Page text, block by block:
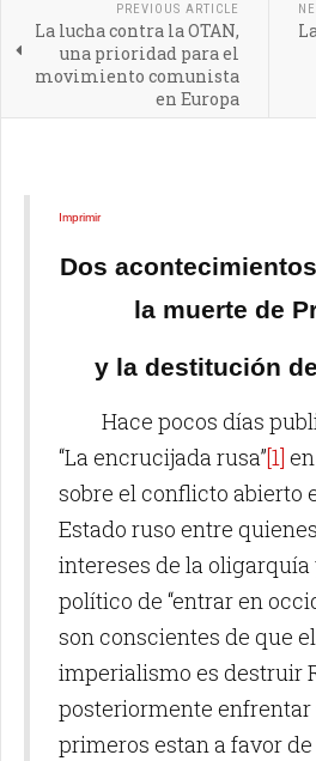
PREVIOUS ARTICLE
La lucha contra la OTAN,
una prioridad para el
movimiento comunista
en Europa
Imprimir
Dos
la muerte de
y la destitución
Hace pocos días
“La encrucijada rusa”[1]
sobre el conflicto abierto
Estado ruso entre
intereses de la oligarquía
político de “entrar en
son conscientes de que
imperialismo es destruir
posteriormente enfrentar
primeros estan a favor